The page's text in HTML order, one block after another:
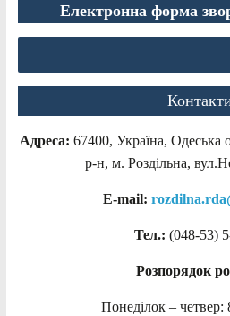
Електронна форма
Адреса: 67400, Україна, Одеська
р-н, м. Роздільна,
E-mail:
Тел.: (048-53)
Розпорядок
Понеділок – четвер: